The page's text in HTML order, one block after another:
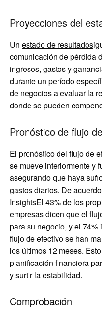
Proyecciones del
Un estado de resultados
comunicación de pérdida
ingresos, gastos y
durante un período
de negocios a evaluar la
donde se pueden
Pronóstico de flujo
El pronóstico del flujo de
se mueve interiormente y
asegurando que haya
gastos diarios. De
InsightsEl 43% de los
empresas dicen que el
para su negocio, y el
flujo de efectivo se han
los últimos 12 meses.
planificación financiera
y surtir la estabilidad.
Comprobación